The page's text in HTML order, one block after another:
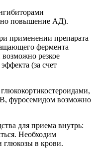
повышение АД).
применении препарата
фермента
резкое
(за счет
фуросемидом возможно
для приема внутрь:
Необходим
глюкозы в крови.